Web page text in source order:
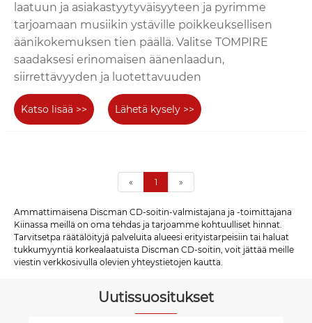
laatuun ja asiakastyytyväisyyteen ja pyrimme
tarjoamaan musiikin ystäville poikkeuksellisen
äänikokemuksen tien päällä. Valitse TOMPIRE
saadaksesi erinomaisen äänenlaadun,
siirrettävyyden ja luotettavuuden
Katso lisää >> Lähetä kysely >>
« 1 »
Ammattimaisena Discman CD-soitin-valmistajana ja -toimittajana
Kiinassa meillä on oma tehdas ja tarjoamme kohtuulliset hinnat.
Tarvitsetpa räätälöityjä palveluita alueesi erityistarpeisiin tai haluat
tukkumyyntiä korkealaatuista Discman CD-soitin, voit jättää meille
viestin verkkosivulla olevien yhteystietojen kautta.
Uutissuositukset